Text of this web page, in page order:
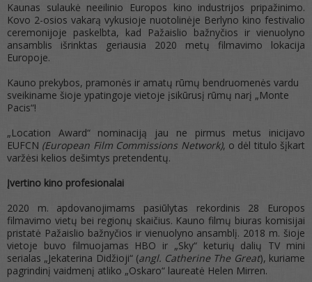
Kaunas sulaukė neeilinio Europos kino industrijos pripažinimo.
Kovo 2-osios vakarą vykusioje nuotolinėje Berlyno kino festivalio
ceremonijoje paskelbta, kad Pažaislio bažnyčios ir vienuolyno
ansamblis išrinktas geriausia 2020 metų filmavimo lokacija
Europoje.
Kauno prekybos, pramonės ir amatų rūmų bendruomenės vardu
sveikiname šioje ypatingoje vietoje įsikūrusį rūmų narį „Monte
Pacis“!
„Location Award“ nominaciją jau ne pirmus metus inicijavo
EUFCN (European Film Commissions Network), o dėl titulo šįkart
varžėsi kelios dešimtys pretendentų.
Įvertino kino profesionalai
2020 m. apdovanojimams pasiūlytas rekordinis 28 Europos
filmavimo vietų bei regionų skaičius. Kauno filmų biuras komisijai
pristatė Pažaislio bažnyčios ir vienuolyno ansamblį. 2018 m. šioje
vietoje buvo filmuojamas HBO ir „Sky“ keturių dalių TV mini
serialas „Jekaterina Didžioji“ (angl. Catherine The Great), kuriame
pagrindinį vaidmenį atliko „Oskaro“ laureatė Helen Mirren.